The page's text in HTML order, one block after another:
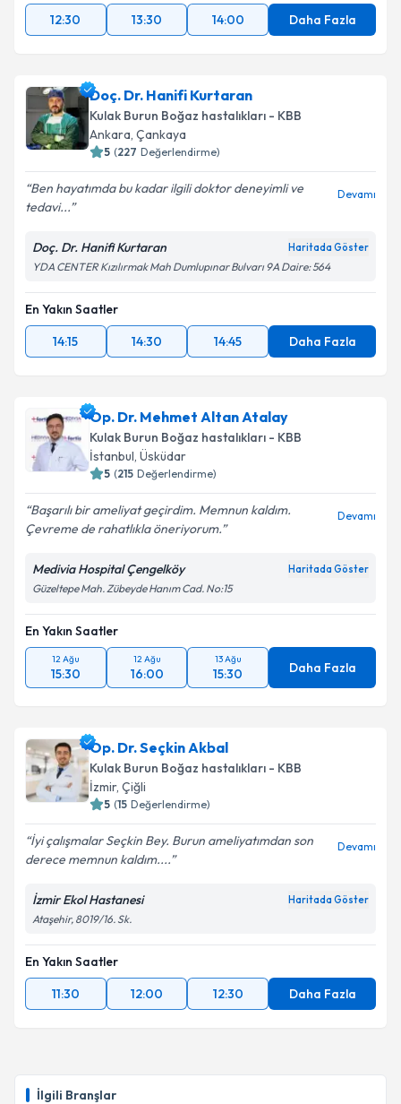
İlgili Branşlar
12:30 13:30 14:00 Daha Fazla
Doç. Dr. Hanifi Kurtaran
Kulak Burun Boğaz hastalıkları - KBB
Ankara, Çankaya
5 (227 Değerlendirme)
Ben hayatımda bu kadar ilgili doktor deneyimli ve
tedavi...
Devamı
Doç. Dr. Hanifi Kurtaran Haritada Göster
YDA CENTER Kızılırmak Mah Dumlupınar Bulvarı 9A Daire: 564
En Yakın Saatler
14:15
14:30 14:45 Daha Fazla
Op. Dr. Mehmet Altan Atalay
Kulak Burun Boğaz hastalıkları - KBB
İstanbul, Üsküdar
5 (215 Değerlendirme)
Başarılı bir ameliyat geçirdim. Memnun kaldım.
Çevreme de rahatlıkla öneriyorum.
Devamı
Medivia Hospital Çengelköy Haritada Göster
Güzeltepe Mah. Zübeyde Hanım Cad. No:15
En Yakın Saatler
12 Ağu
15:30
12 Ağu
16:00
13 Ağu
15:30 Daha Fazla
Op. Dr. Seçkin Akbal
Kulak Burun Boğaz hastalıkları - KBB
İzmir, Çiğli
5 (15 Değerlendirme)
İyi çalışmalar Seçkin Bey. Burun ameliyatımdan son
derece memnun kaldım....
Devamı
İzmir Ekol Hastanesi Haritada Göster
Ataşehir, 8019/16. Sk.
En Yakın Saatler
11:30
12:00 12:30 Daha Fazla